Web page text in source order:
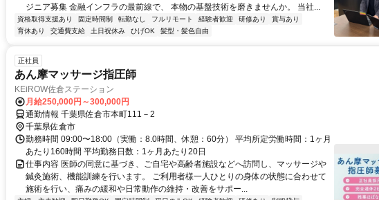
ジニア募集 金融インフラの最前線で、 本物の基盤技術を磨きませんか。 当社...
資格取得支援あり 固定時間制 転勤なし フルリモート 経験者歓迎 研修あり
賞与あり
育休あり
交通費支給 土日祝休み ひげOK 髪型・髪色自由
正社員
あん摩マッサージ指圧師
KEiROW佐倉ステーション
月給250,000円～300,000円
通勤情報 千葉県佐倉市本町111－2
千葉県佐倉市
勤務時間 09:00〜18:00（実働：8.0時間、休憩：60分） 平均所定労働時間：1ヶ月
あたり160時間 平均勤務日数：1ヶ月あたり20日
仕事内容 医師の同意に基づき、ご自宅や高齢者施設などへ訪問し、マッサージや
鍼灸施術、機能訓練を行います。 ご利用者様一人ひとりの身体の状態に合わせて
施術を行い、痛みの緩和や日常動作の維持・改善をサポー...